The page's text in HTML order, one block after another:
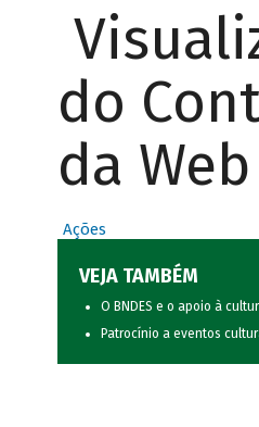
do
da Web
Ações
VEJA TAMBÉM
O BNDES e o apoio à
Patrocínio a eventos